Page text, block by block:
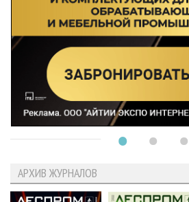
АРХИВ ЖУРНАЛОВ